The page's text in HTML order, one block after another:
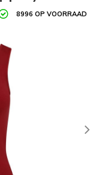
8996 OP VOORRAAD